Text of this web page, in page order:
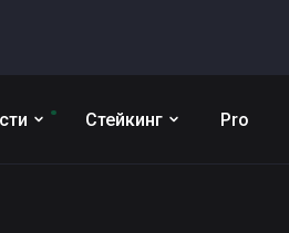
Стейкинг Pro